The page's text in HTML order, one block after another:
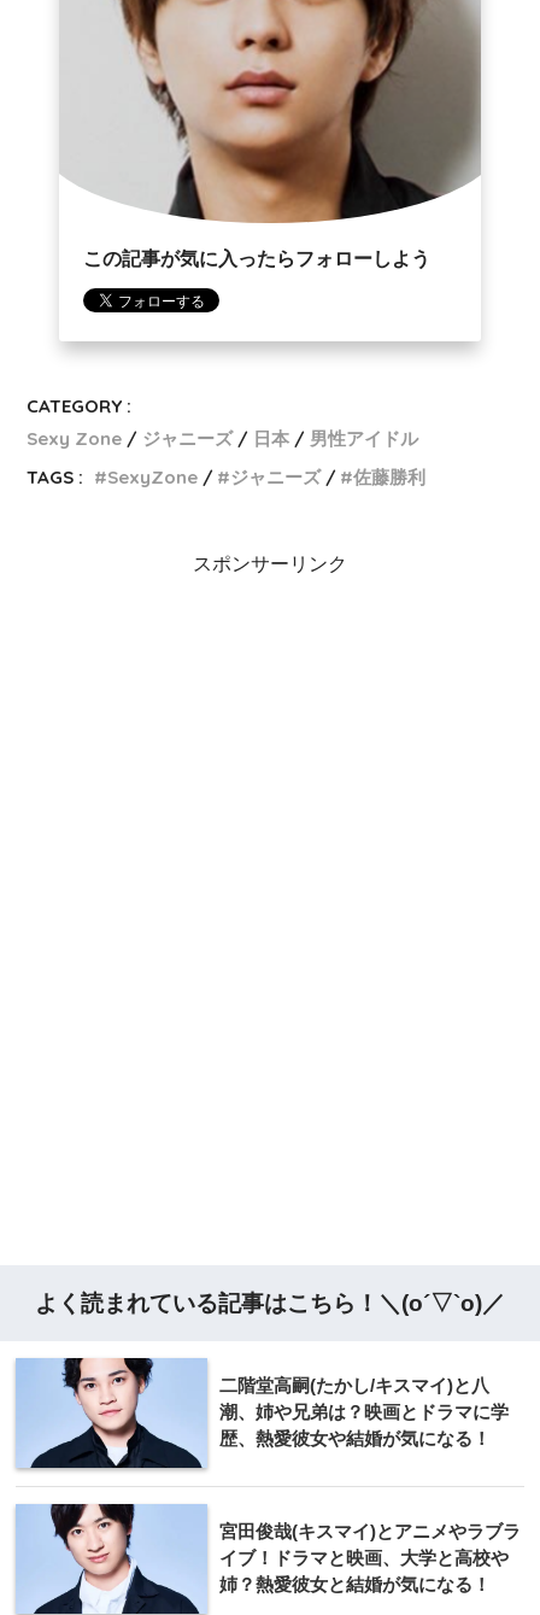
この記事が気に入ったらフォローしよう
CATEGORY :
Sexy Zone
ジャニーズ 日本
男性アイドル
TAGS :
SexyZone ジャニーズ 佐藤勝利
スポンサーリンク
よく読まれている記事はこちら！＼(o´▽`o)／
二階堂高嗣(たかし/キスマイ)と八
潮、姉や兄弟は？映画とドラマに学
歴、熱愛彼女や結婚が気になる！
宮田俊哉(キスマイ)とアニメやラブラ
イブ！ドラマと映画、大学と高校や
姉？熱愛彼女と結婚が気になる！